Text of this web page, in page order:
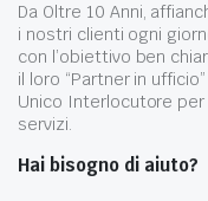
Da Oltre 10 Anni,
i nostri clienti ogni
con l’obiettivo ben
il loro “Partner in ufficio”
Unico Interlocutore
servizi.
Hai bisogno di aiuto?